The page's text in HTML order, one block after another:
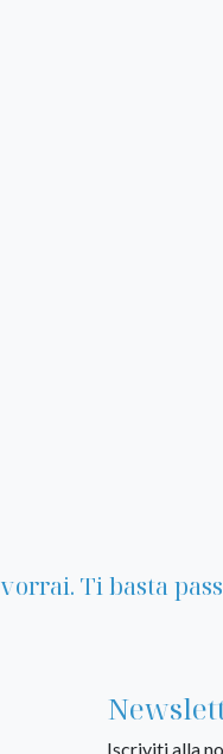
Ti basta
Iscriviti alla